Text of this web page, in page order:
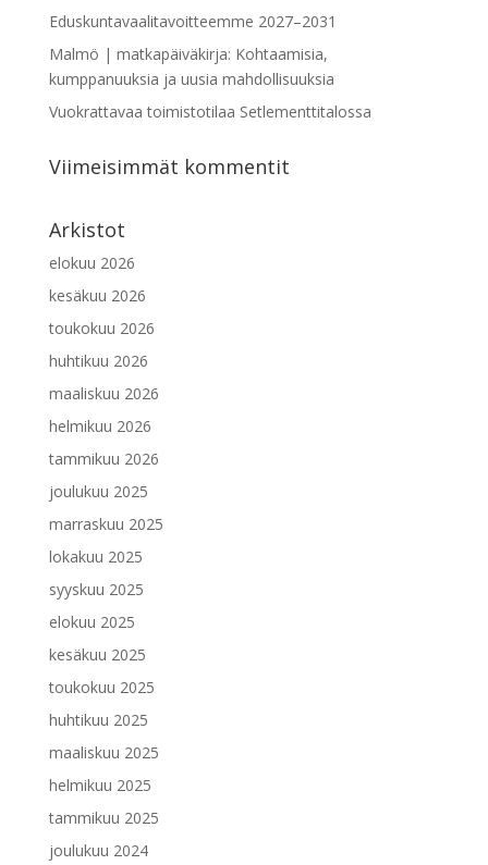
Eduskuntavaalitavoitteemme 2027–2031
Malmö | matkapäiväkirja: Kohtaamisia,
kumppanuuksia ja uusia mahdollisuuksia
Vuokrattavaa toimistotilaa Setlementtitalossa
Viimeisimmät kommentit
Arkistot
elokuu 2026
kesäkuu 2026
toukokuu 2026
huhtikuu 2026
maaliskuu 2026
helmikuu 2026
tammikuu 2026
joulukuu 2025
marraskuu 2025
lokakuu 2025
syyskuu 2025
elokuu 2025
kesäkuu 2025
toukokuu 2025
huhtikuu 2025
maaliskuu 2025
helmikuu 2025
tammikuu 2025
joulukuu 2024